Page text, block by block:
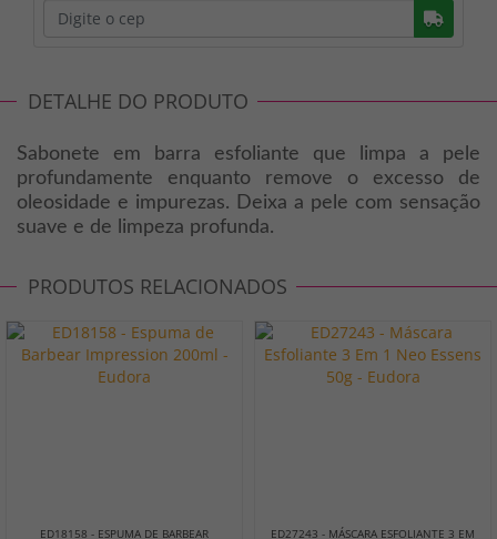
DETALHE DO PRODUTO
Sabonete em barra esfoliante que limpa a pele
profundamente enquanto remove o excesso de
oleosidade e impurezas. Deixa a pele com sensação
suave e de limpeza profunda.
PRODUTOS RELACIONADOS
ED18158 - ESPUMA DE BARBEAR
ED27243 - MÁSCARA ESFOLIANTE 3 EM